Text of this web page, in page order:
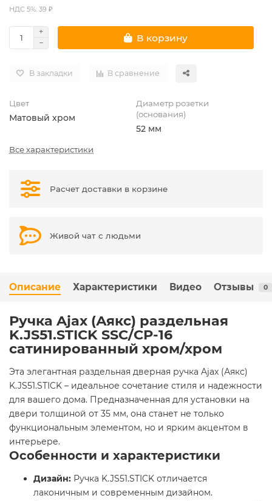
НДС 5%: 39 ₽
В корзину
В закладки В сравнение
Цвет
Матовый хром
Диаметр розетки
(основания)
52 мм
Все характеристики
Расчет доставки в корзине
Живой чат с людьми
Описание Характеристики Видео Отзывы 0
Ручка Ajax (Аякс) раздельная
K.JS51.STICK SSC/CP-16
сатинированный хром/хром
Эта элегантная раздельная дверная ручка Ajax (Аякс)
K.JS51.STICK – идеальное сочетание стиля и надежности
для вашего дома. Предназначенная для установки на
двери толщиной от 35 мм, она станет не только
функциональным элементом, но и ярким акцентом в
интерьере.
Особенности и характеристики
Дизайн: Ручка K.JS51.STICK отличается
лаконичным и современным дизайном.